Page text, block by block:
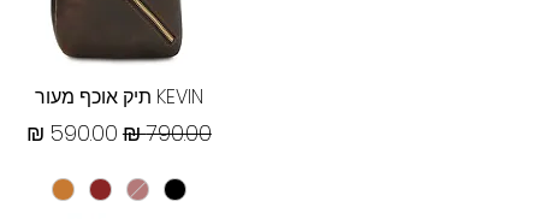
תצוגה מהירהKEVIN תיק אוכף מעור
מחיר רגיל‏790.00 ‏₪ מחיר מבצע